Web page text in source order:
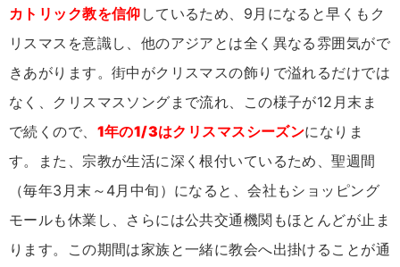
カトリック教を信仰 しているため、9月になると早くもク
リスマスを意識し、他のアジアとは全く異なる雰囲気がで
きあがります。街中がクリスマスの飾りで溢れるだけでは
なく、クリスマスソングまで流れ、この様子が12月末ま
で続くので、 1年の1/3はクリスマスシーズンになりま
す。また、宗教が生活に深く根付いているため、聖週間
（毎年3月末～4月中旬）になると、会社もショッピング
モールも休業し、さらには公共交通機関もほとんどが止ま
ります。この期間は家族と一緒に教会へ出掛けることが通